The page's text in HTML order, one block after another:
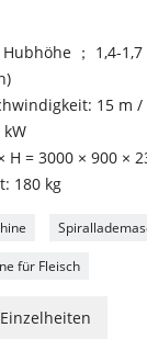
； 1,4-
15 m /
= 3000 × 900 ×
180 kg
für Fleisch
Einzelheiten